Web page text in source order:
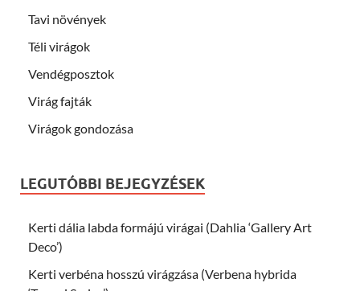
Tavi növények
Téli virágok
Vendégposztok
Virág fajták
Virágok gondozása
LEGUTÓBBI BEJEGYZÉSEK
Kerti dália labda formájú virágai (Dahlia ‘Gallery Art
Deco’)
Kerti verbéna hosszú virágzása (Verbena hybrida